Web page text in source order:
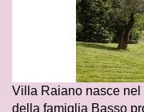
Villa Raiano nasce
della famiglia Basso